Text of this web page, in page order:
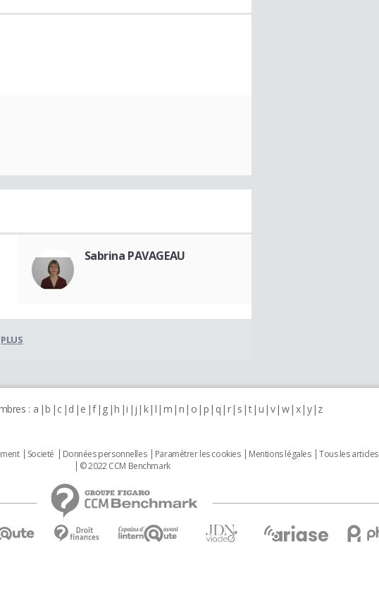
Sabrina PAVAGEAU
PLUS
: a b c d e f g h i j k l m n o p q r s t u v w x y z
Societé Données personnelles Paramétrer les cookies Mentions légales Tous les articles
© 2022 CCM Benchmark